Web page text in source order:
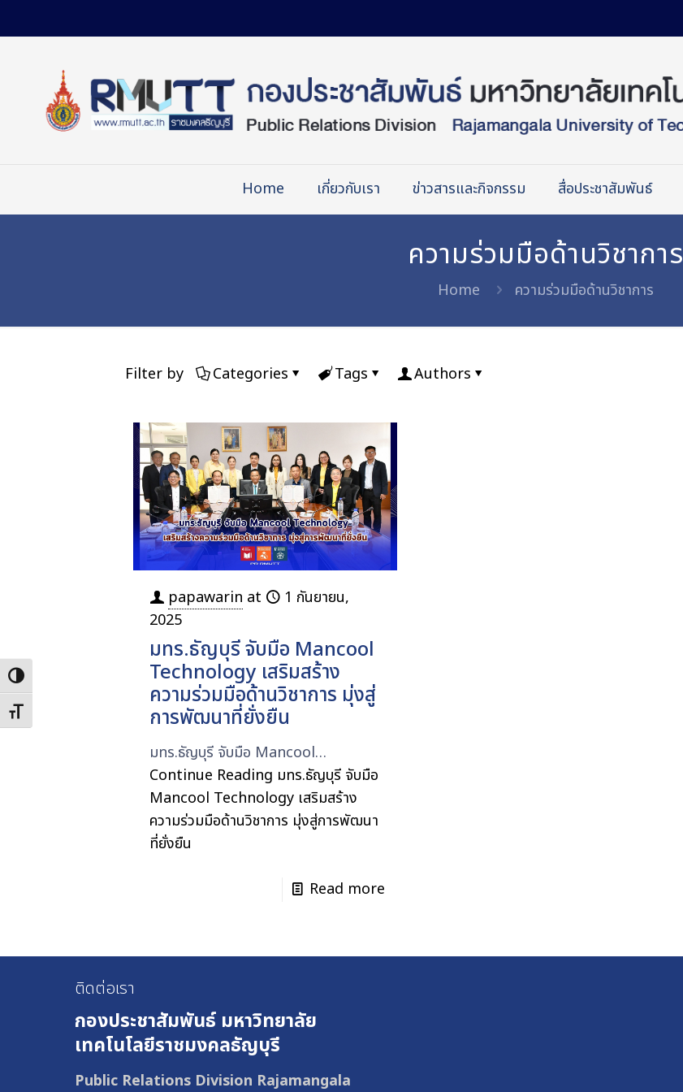
to
Toggle High Contrast
Toggle Font size
Home เกี่ยวกับเรา ข่าวสารและกิจกรรม สื่อประชาสัมพันธ์
ความร่วมมือด้านวิชาการ
Home ความร่วมมือด้านวิชาการ
Filter by Categories Tags Authors
papawarin at
1 กันยายน,
2025
มทร.ธัญบุรี จับมือ Mancool
Technology เสริมสร้าง
ความร่วมมือด้านวิชาการ มุ่งสู่
การพัฒนาที่ยั่งยืน
มทร.ธัญบุรี จับมือ Mancool…
Continue Reading มทร.ธัญบุรี จับมือ
Mancool Technology เสริมสร้าง
ความร่วมมือด้านวิชาการ มุ่งสู่การพัฒนา
ที่ยั่งยืน
Read more
ติดต่อเรา
กองประชาสัมพันธ์ มหาวิทยาลัย
เทคโนโลยีราชมงคลธัญบุรี
Public Relations Division Rajamangala